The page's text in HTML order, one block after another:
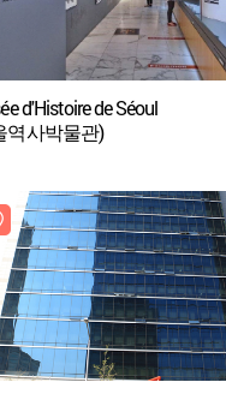
d'Histoire de Séoul
역사박물관)